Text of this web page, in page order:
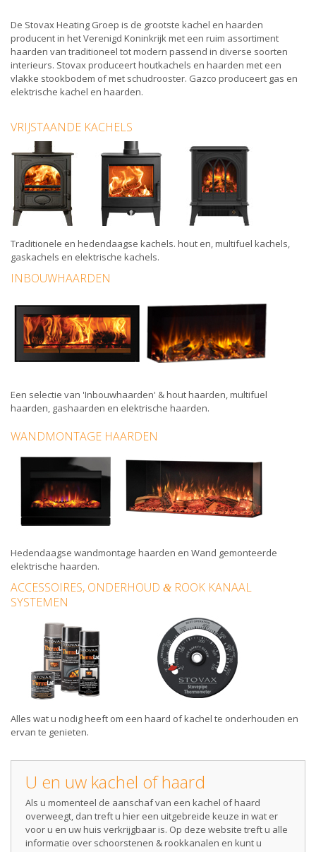
De Stovax Heating Groep is de grootste kachel en haarden
producent in het Verenigd Koninkrijk met een ruim assortiment
haarden van traditioneel tot modern passend in diverse soorten
interieurs. Stovax produceert houtkachels en haarden met een
vlakke stookbodem of met schudrooster. Gazco produceert gas en
elektrische kachel en haarden.
VRIJSTAANDE KACHELS
Traditionele en hedendaagse kachels. hout en,multifuel kachels,
gaskachels en elektrische kachels.
INBOUWHAARDEN
Een selectie van 'Inbouwhaarden' &hout haarden,multifuel
haarden, gashaarden en elektrische haarden.
WANDMONTAGE HAARDEN
Hedendaagse wandmontage haarden en Wand gemonteerde
elektrische haarden.
ACCESSOIRES, ONDERHOUD &ROOK KANAAL
SYSTEMEN
Alles wat u nodig heeft om een haard ofkachel te onderhouden en
ervan te genieten.
U en uw kachel of haard
Als u momenteel de aanschaf van een kachel of haard
overweegt, dan treft u hier een uitgebreide keuze in wat er
voor u en uw huis verkrijgbaar is. Op deze website treft u alle
informatie over schoorstenen & rookkanalen en kunt u